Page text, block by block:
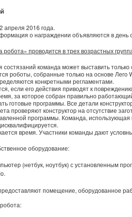
апреля 2016 года.
о награждении объявляются в день
проводится в трех возрастных
команда может выставить только
роботы, собранные только на основе Лего
конкретными регламентами.
если его действия приводят к
за которое собран правильно
готовые программы. Все детали
проверяют конструктор на отсутствие
программы. Команда,
время. Участники команды дают
оборудование:
(нетбук, ноутбук) с установленным
помещение, оборудованное